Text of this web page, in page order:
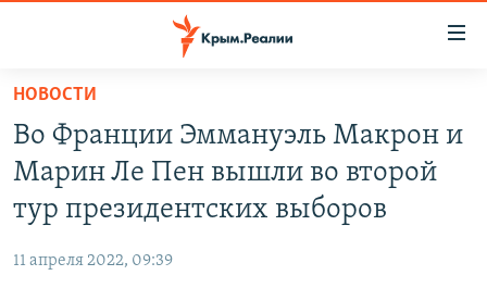
Вернуться
основному
содержанию
Вернутся
главной
навигации
СПЕЦПРОЕКТЫ
11 ЛЕТ ОККУПАЦИИ КРЫМА. 11 ИСТОРИЙ СОПРОТИВЛЕНИЯ
ВОДА
ЕЩЕ
НОВОСТИ
Во Франции Эммануэль Макрон и
Марин Ле Пен вышли во второй
тур президентских выборов
11 апреля 2022, 09:39